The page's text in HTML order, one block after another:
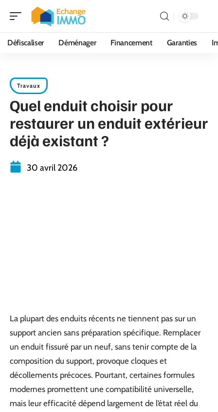
Défiscaliser Déménager Financement Garanties
Travaux
Quel enduit choisir pour
restaurer un enduit extérieur
déjà existant ?
30 avril 2026
La plupart des enduits récents ne tiennent pas sur un
support ancien sans préparation spécifique. Remplacer
un enduit fissuré par un neuf, sans tenir compte de la
composition du support, provoque cloques et
décollements précoces. Pourtant, certaines formules
modernes promettent une compatibilité universelle,
mais leur efficacité dépend largement de l’état réel du